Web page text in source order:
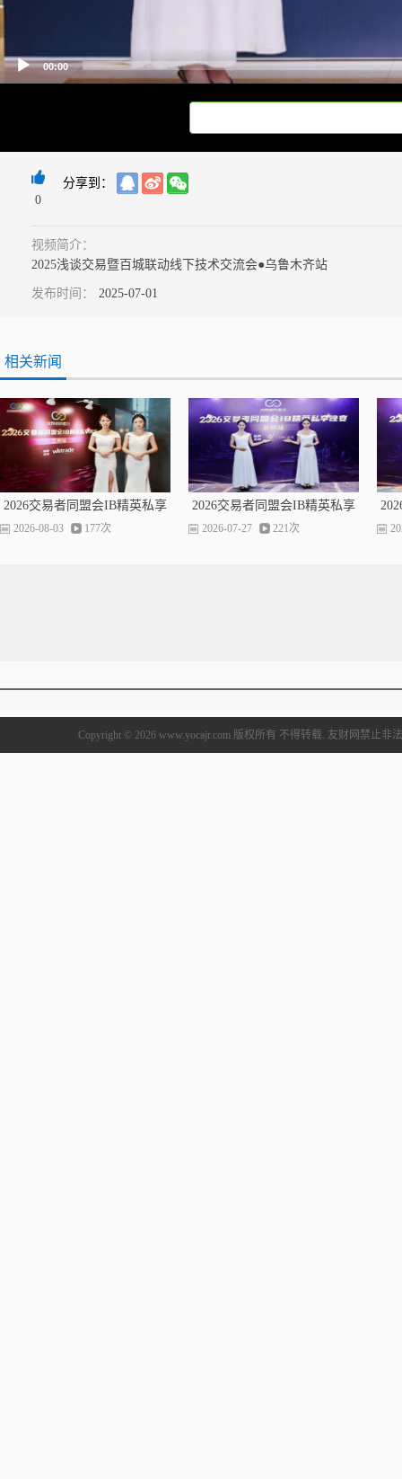
00:00
0
分享到：
视频简介：
2025浅谈交易暨百城联动线下技术交流会●乌鲁木齐站
发布时间： 2025-07-01
相关新闻
2026交易者同盟会IB精英私享
晚宴（兰州站）圆满落幕
2026-08-03 177次
2026交易者同盟会IB精英私享
晚宴（昆明站）圆满落幕
2026-07-27 221次
Copyright © 2026 www.yocajr.com 版权所有 不得转载. 友财网禁止非